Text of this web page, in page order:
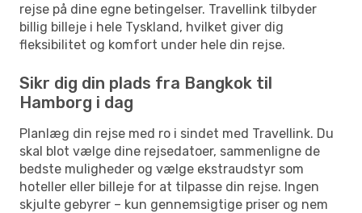
rejse på dine egne betingelser. Travellink tilbyder
billig billeje i hele Tyskland, hvilket giver dig
fleksibilitet og komfort under hele din rejse.
Sikr dig din plads fra Bangkok til
Hamborg i dag
Planlæg din rejse med ro i sindet med Travellink. Du
skal blot vælge dine rejsedatoer, sammenligne de
bedste muligheder og vælge ekstraudstyr som
hoteller eller billeje for at tilpasse din rejse. Ingen
skjulte gebyrer – kun gennemsigtige priser og nem